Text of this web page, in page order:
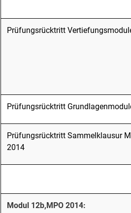
Prüfungsrücktritt
Prüfungsrücktritt
Prüfungsrücktritt Sammelklausur
2014
Modul 12b,MPO 2014: